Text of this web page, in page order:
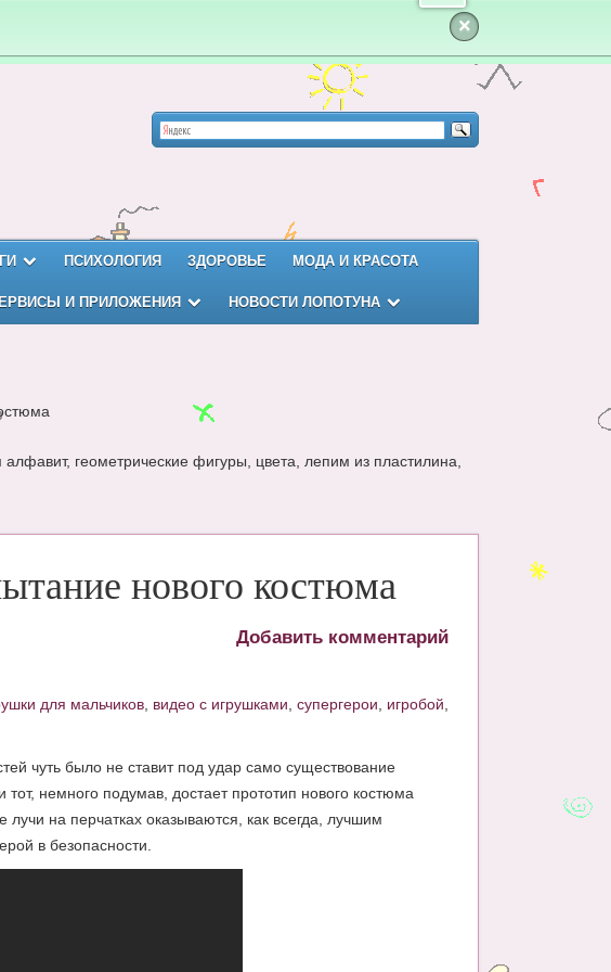
×
ПСИХОЛОГИЯ ЗДОРОВЬЕ МОДА И КРАСОТА
И ПРИЛОЖЕНИЯ НОВОСТИ ЛОПОТУНА
геометрические фигуры, цвета, лепим из пластилина,
нового костюма
Добавить комментарий
для мальчиков видео с игрушками супергерои игробой
чуть было не ставит под удар само существование
немного подумав, достает прототип нового костюма
на перчатках оказываются, как всегда, лучшим
в безопасности.